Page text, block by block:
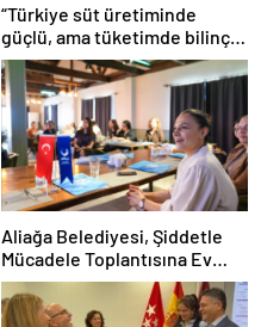
“Türkiye süt üretiminde
güçlü, ama tüketimde bilinç
şart”
Aliağa Belediyesi, Şiddetle
Mücadele Toplantısına Ev
Sahipliği Yaptı